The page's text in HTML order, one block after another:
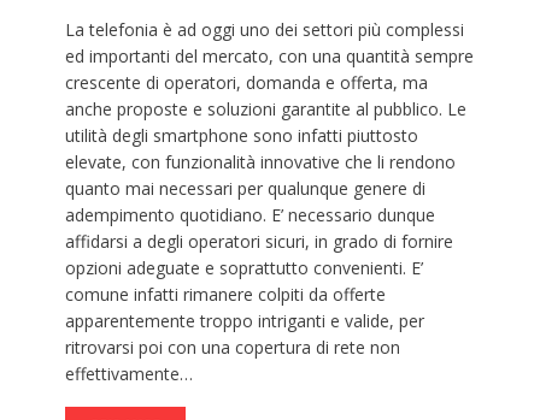
La telefonia è ad oggi uno dei settori più complessi
ed importanti del mercato, con una quantità sempre
crescente di operatori, domanda e offerta, ma
anche proposte e soluzioni garantite al pubblico. Le
utilità degli smartphone sono infatti piuttosto
elevate, con funzionalità innovative che li rendono
quanto mai necessari per qualunque genere di
adempimento quotidiano. E’ necessario dunque
affidarsi a degli operatori sicuri, in grado di fornire
opzioni adeguate e soprattutto convenienti. E’
comune infatti rimanere colpiti da offerte
apparentemente troppo intriganti e valide, per
ritrovarsi poi con una copertura di rete non
effettivamente…